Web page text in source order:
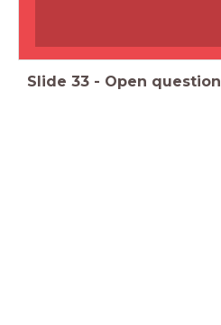
Slide 33 - Open question